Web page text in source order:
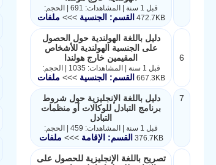
قبل 1 سنة | المشاهدات: 691 | الحجم:
472.7KB القسم: الجنسية>>> ملفات
6
دليل باللغة الهولندية حول الحصول
على الجنسية الهولندية للأشخاص
المقيمين خارج هولندا
قبل 1 سنة | المشاهدات: 1035 | الحجم:
667.3KB القسم: الجنسية>>> ملفات
7
دليل باللغة الإنجليزية حول شروط
برنامج التبادل للوكالات أو منظمات
التبادل
قبل 1 سنة | المشاهدات: 459 | الحجم:
376.7KB القسم: الإقامة>>> ملفات
تصريح باللغة الإنجليزية للحصول على